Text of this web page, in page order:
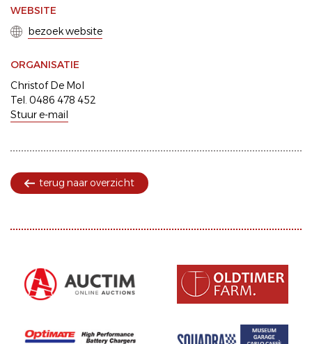
WEBSITE
bezoek website
ORGANISATIE
Christof De Mol
Tel. 0486 478 452
Stuur e-mail
terug naar overzicht